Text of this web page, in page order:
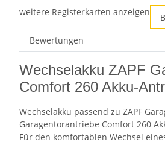
weitere Registerkarten anzeigen
Bewertungen
Wechselakku ZAPF
Comfort 260 Akku-
Wechselakku passend zu ZAPF
Garagentorantriebe Comfort 260
Für den komfortablen Wechsel